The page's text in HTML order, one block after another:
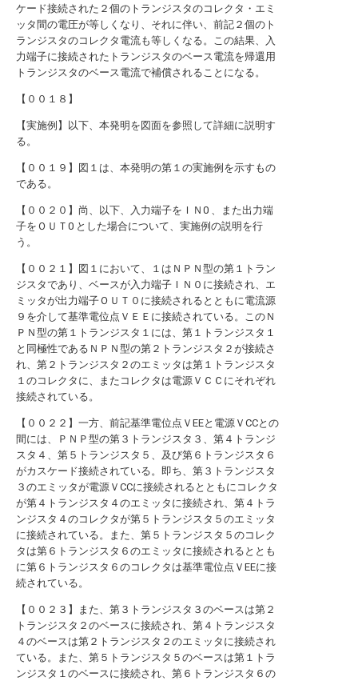
ケード接続された２個のトランジスタのコレクタ・エミ
ッタ間の電圧が等しくなり、それに伴い、前記２個のト
ランジスタのコレクタ電流も等しくなる。この結果、入
力端子に接続されたトランジスタのベース電流を帰還用
トランジスタのベース電流で補償されることになる。
【００１８】
【実施例】以下、本発明を図面を参照して詳細に説明す
る。
【００１９】図１は、本発明の第１の実施例を示すもの
である。
【００２０】尚、以下、入力端子をＩＮ0 、また出力端
子をＯＵＴ0 とした場合について、実施例の説明を行
う。
【００２１】図１において、１はＮＰＮ型の第１トラン
ジスタであり、ベースが入力端子ＩＮ０に接続され、エ
ミッタが出力端子ＯＵＴ０に接続されるとともに電流源
９を介して基準電位点ＶＥＥに接続されている。このＮ
ＰＮ型の第１トランジスタ１には、第１トランジスタ１
と同極性であるＮＰＮ型の第２トランジスタ２が接続さ
れ、第２トランジスタ２のエミッタは第１トランジスタ
１のコレクタに、またコレクタは電源ＶＣＣにそれぞれ
接続されている。
【００２２】一方、前記基準電位点ＶEEと電源ＶCCとの
間には、ＰＮＰ型の第３トランジスタ３、第４トランジ
スタ４、第５トランジスタ５、及び第６トランジスタ６
がカスケード接続されている。即ち、第３トランジスタ
３のエミッタが電源ＶCCに接続されるとともにコレクタ
が第４トランジスタ４のエミッタに接続され、第４トラ
ンジスタ４のコレクタが第５トランジスタ５のエミッタ
に接続されている。また、第５トランジスタ５のコレク
タは第６トランジスタ６のエミッタに接続されるととも
に第６トランジスタ６のコレクタは基準電位点ＶEEに接
続されている。
【００２３】また、第３トランジスタ３のベースは第２
トランジスタ２のベースに接続され、第４トランジスタ
４のベースは第２トランジスタ２のエミッタに接続され
ている。また、第５トランジスタ５のベースは第１トラ
ンジスタ１のベースに接続され、第６トランジスタ６の